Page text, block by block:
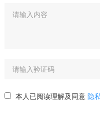
本人已阅读理解及同意 隐